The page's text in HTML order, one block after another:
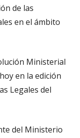
de las
en el ámbito
Ministerial
en la edición
Legales del
del Ministerio